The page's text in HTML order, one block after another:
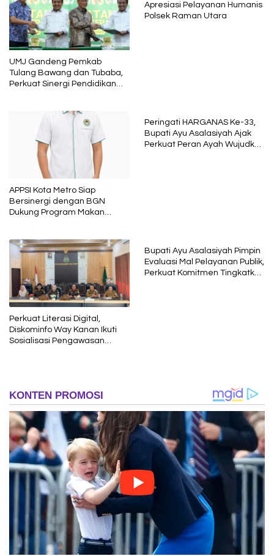
UMJ Gandeng Pemkab
Tulang Bawang dan Tubaba,
Perkuat Sinergi Pendidikan
Apresiasi Pelayanan Humanis
Polsek Raman Utara
APPSI Kota Metro Siap
Bersinergi dengan BGN
Dukung Program Makan
Peringati HARGANAS Ke-33,
Bupati Ayu Asalasiyah Ajak
Perkuat Peran Ayah Wujudkan
Perkuat Literasi Digital,
Diskominfo Way Kanan Ikuti
Sosialisasi Pengawasan
Bupati Ayu Asalasiyah Pimpin
Evaluasi Mal Pelayanan Publik,
Perkuat Komitmen Tingkatkan